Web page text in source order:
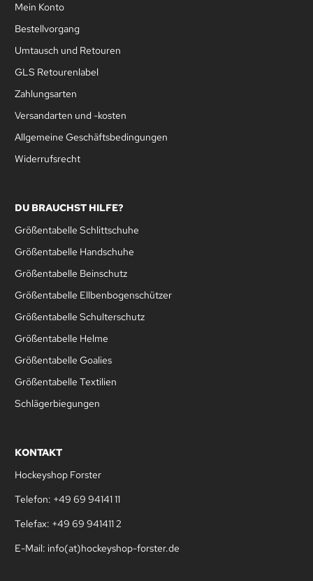
Mein Konto
Bestellvorgang
Umtausch und Retouren
GLS Retourenlabel
Zahlungsarten
Versandarten und -kosten
Allgemeine Geschäftsbedingungen
Widerrufsrecht
DU BRAUCHST HILFE?
Größentabelle Schlittschuhe
Größentabelle Handschuhe
Größentabelle Beinschutz
Größentabelle Ellbenbogenschützer
Größentabelle Schulterschutz
Größentabelle Helme
Größentabelle Goalies
Größentabelle Textilien
Schlägerbiegungen
KONTAKT
Hockeyshop Forster
Telefon: +49 69 94141 11
Telefax: +49 69 941411 2
E-Mail: info(at)hockeyshop-forster.de